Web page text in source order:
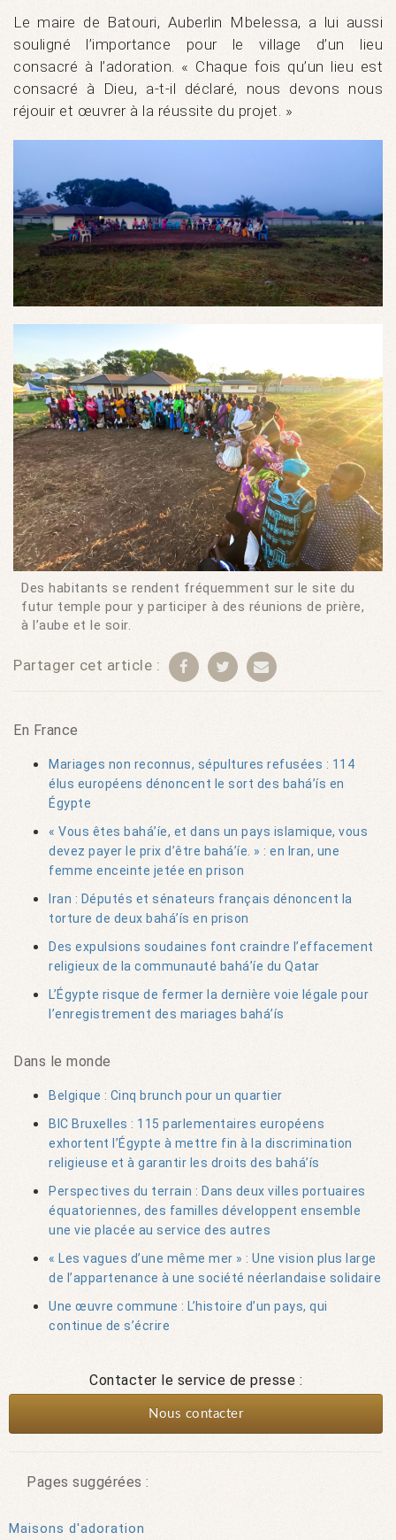
Le maire de Batouri, Auberlin Mbelessa, a lui aussi
souligné l’importance pour le village d’un lieu
consacré à l’adoration. « Chaque fois qu’un lieu est
consacré à Dieu, a-t-il déclaré, nous devons nous
réjouir et œuvrer à la réussite du projet. »
Des habitants se rendent fréquemment sur le site du
futur temple pour y participer à des réunions de prière,
à l’aube et le soir.
Partager cet article :
En France
Mariages non reconnus, sépultures refusées : 114
élus européens dénoncent le sort des bahá’ís en
Égypte
« Vous êtes bahá’íe, et dans un pays islamique, vous
devez payer le prix d’être bahá’íe. » : en Iran, une
femme enceinte jetée en prison
Iran : Députés et sénateurs français dénoncent la
torture de deux bahá’ís en prison
Des expulsions soudaines font craindre l’effacement
religieux de la communauté bahá’íe du Qatar
L’Égypte risque de fermer la dernière voie légale pour
l’enregistrement des mariages bahá’ís
Dans le monde
Belgique : Cinq brunch pour un quartier
BIC Bruxelles : 115 parlementaires européens
exhortent l’Égypte à mettre fin à la discrimination
religieuse et à garantir les droits des bahá’ís
Perspectives du terrain : Dans deux villes portuaires
équatoriennes, des familles développent ensemble
une vie placée au service des autres
« Les vagues d’une même mer » : Une vision plus large
de l’appartenance à une société néerlandaise solidaire
Une œuvre commune : L’histoire d’un pays, qui
continue de s’écrire
Contacter le service de presse :
Nous contacter
Pages suggérées :
Maisons d'adoration